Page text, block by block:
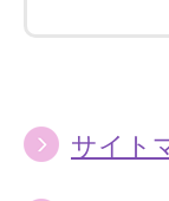
サイト